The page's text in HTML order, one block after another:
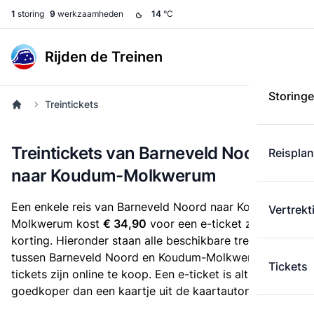
1 storing 9 werkzaamheden 14 °C
Rijden de Treinen
Tickets
Treintickets
Treintickets van Barneveld Noord
naar Koudum-Molkwerum
Een enkele reis van Barneveld Noord naar Koudum-
Molkwerum kost € 34,90 voor een e-ticket zonder
korting. Hieronder staan alle beschikbare treintickets
tussen Barneveld Noord en Koudum-Molkwerum. Deze
tickets zijn online te koop. Een e-ticket is altijd
goedkoper dan een kaartje uit de kaartautomaat.